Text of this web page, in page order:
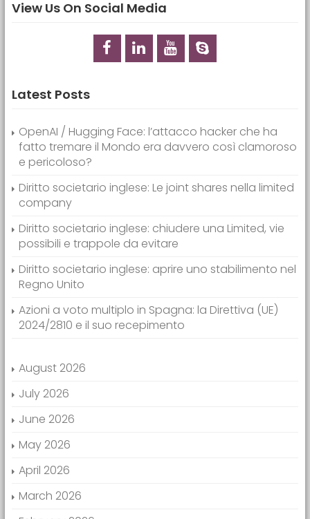
View Us On Social Media
Latest Posts
OpenAI / Hugging Face: l’attacco hacker che ha
fatto tremare il Mondo era davvero così clamoroso
e pericoloso?
Diritto societario inglese: Le joint shares nella limited
company
Diritto societario inglese: chiudere una Limited, vie
possibili e trappole da evitare
Diritto societario inglese: aprire uno stabilimento nel
Regno Unito
Azioni a voto multiplo in Spagna: la Direttiva (UE)
2024/2810 e il suo recepimento
August 2026
July 2026
June 2026
May 2026
April 2026
March 2026